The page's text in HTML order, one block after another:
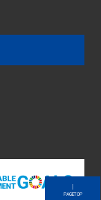
｜
PAGETOP